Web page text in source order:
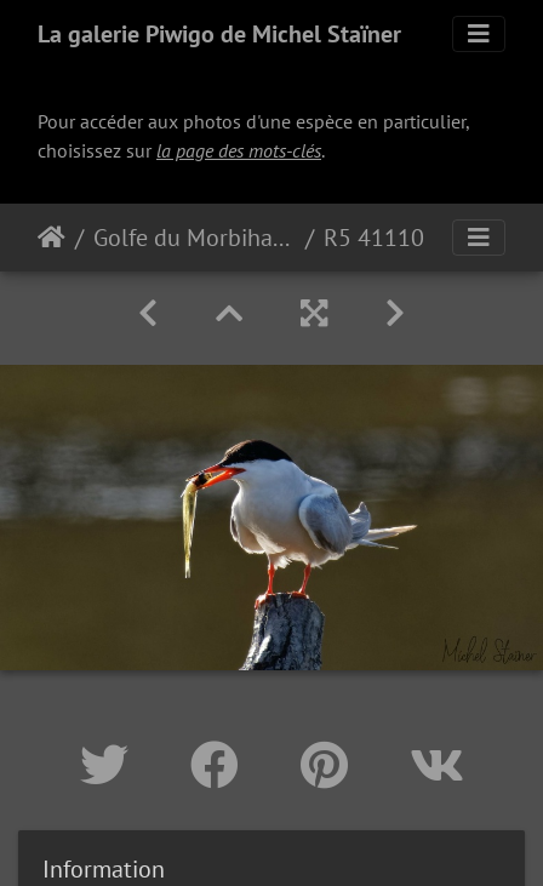
La galerie Piwigo de Michel Staïner
Pour accéder aux photos d'une espèce en particulier,
choisissez surla page des mots-clés.
Golfe du Morbihan 2023 R5 41110
Information